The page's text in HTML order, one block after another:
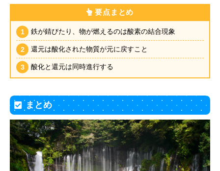
要点まとめ
鉄が錆びたり、物が燃えるのは酸素の結合現象
還元は酸化された物質が元に戻すこと
酸化と還元は同時進行する
まとめ